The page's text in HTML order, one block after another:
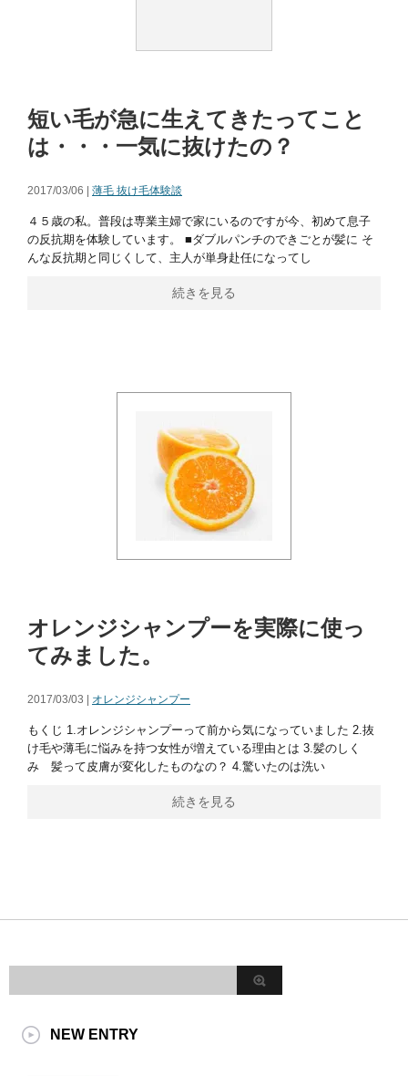
短い毛が急に生えてきたってこと
は・・・一気に抜けたの？
2017/03/06 | 薄毛 抜け毛体験談
４５歳の私。普段は専業主婦で家にいるのですが今、初めて息子
の反抗期を体験しています。 ■ダブルパンチのできごとが髪に そ
んな反抗期と同じくして、主人が単身赴任になってし
続きを見る
オレンジシャンプーを実際に使っ
てみました。
2017/03/03 | オレンジシャンプー
もくじ 1.オレンジシャンプーって前から気になっていました 2.抜
け毛や薄毛に悩みを持つ女性が増えている理由とは 3.髪のしく
み 髪って皮膚が変化したものなの？ 4.驚いたのは洗い
続きを見る
NEW ENTRY